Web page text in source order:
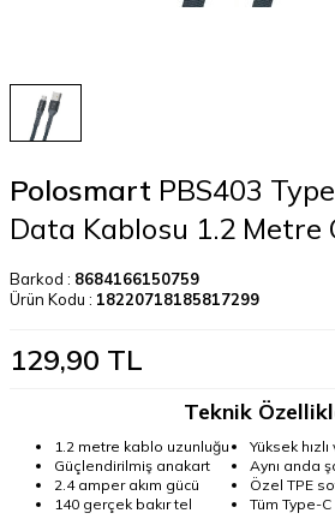
Polosmart PBS403
Data Kablosu 1.2 Metre
Barkod : 8684166150759
Ürün Kodu : 18220718185817299
129,90 TL
Teknik
1.2 metre kablo uzunluğu
Güçlendirilmiş anakart
2.4 amper akım gücü
140 gerçek bakır tel
Yüksek
Aynı anda
Özel TPE
Tüm Type-